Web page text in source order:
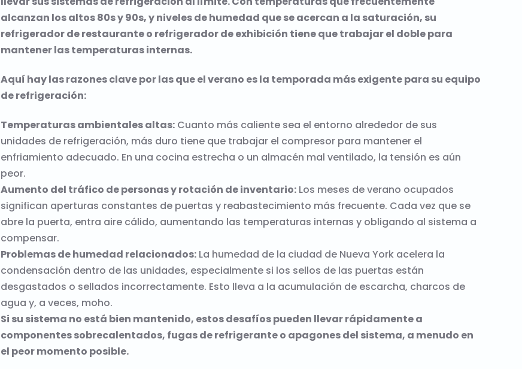
alcanzan los altos 80s y 90s, y niveles de humedad que se acercan a la saturación, su
refrigerador de restaurante o refrigerador de exhibición tiene que trabajar el doble para
mantener las temperaturas internas.
Aquí hay las razones clave por las que el verano es la temporada más exigente para su equipo
de refrigeración:
Temperaturas ambientales altas: Cuanto más caliente sea el entorno alrededor de sus
unidades de refrigeración, más duro tiene que trabajar el compresor para mantener el
enfriamiento adecuado. En una cocina estrecha o un almacén mal ventilado, la tensión es aún
peor.
Aumento del tráfico de personas y rotación de inventario: Los meses de verano ocupados
significan aperturas constantes de puertas y reabastecimiento más frecuente. Cada vez que se
abre la puerta, entra aire cálido, aumentando las temperaturas internas y obligando al sistema a
compensar.
Problemas de humedad relacionados: La humedad de la ciudad de Nueva York acelera la
condensación dentro de las unidades, especialmente si los sellos de las puertas están
desgastados o sellados incorrectamente. Esto lleva a la acumulación de escarcha, charcos de
agua y, a veces, moho.
Si su sistema no está bien mantenido, estos desafíos pueden llevar rápidamente a
componentes sobrecalentados, fugas de refrigerante o apagones del sistema, a menudo en
el peor momento posible.